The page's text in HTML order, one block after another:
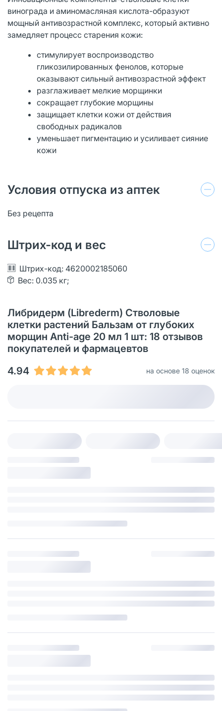
винограда и аминомасляная кислота-образуют
мощный антивозрастной комплекс, который активно
замедляет процесс старения кожи:
стимулирует воспроизводство
гликозилированных фенолов, которые
оказывают сильный антивозрастной эффект
разглаживает мелкие морщинки
сокращает глубокие морщины
защищает клетки кожи от действия
свободных радикалов
уменьшает пигментацию и усиливает сияние
кожи
Условия отпуска из аптек
Без рецепта
Штрих-код и вес
Штрих-код: 4620002185060
Вес: 0.035 кг;
Либридерм (Librederm) Стволовые
клетки растений Бальзам от глубоких
морщин Anti-age 20 мл 1 шт: 18 отзывов
покупателей и фармацевтов
4.94
на основе 18 оценок